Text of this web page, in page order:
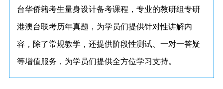
台华侨籍考生量身设计备考课程，专业的教研组专研
港澳台联考历年真题，为学员们提供针对性讲解内
容，除了常规教学，还提供阶段性测试、一对一答疑
等增值服务，为学员们提供全方位学习支持。